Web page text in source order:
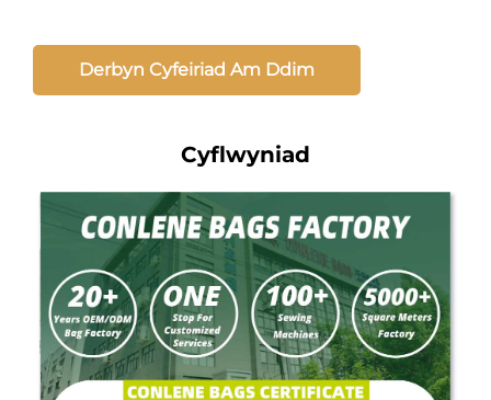
Derbyn Cyfeiriad Am Ddim
Cyflwyniad